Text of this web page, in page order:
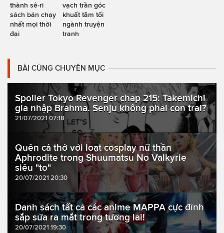
thành sê-ri
sách bán chạy
nhất mọi thời
đại
vạch trần góc
khuất tăm tối
ngành truyện
tranh
BÀI CÙNG CHUYÊN MỤC
Spoiler Tokyo Revenger chap 215: Takemichi
gia nhập Brahma. Senju không phải con trai?
21/07/2021 07:18
Quên cả thở với loạt cosplay nữ thần
Aphrodite trong Shuumatsu No Valkyrie
siêu "to"
20/07/2021 20:30
Danh sách tất cả các anime MAPPA cực đỉnh
sắp sửa ra mắt trong tương lai!
20/07/2021 19:30